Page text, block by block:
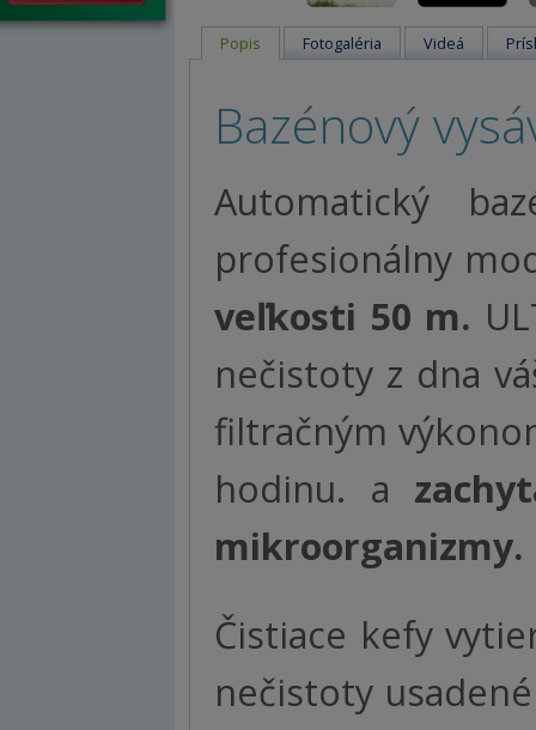
Popis Fotogaléria Videá
Bazénový
Automatický
profesionálny
veľkosti 50 m.
nečistoty z dna
filtračným
hodinu. a
mikroorganizmy.
Čistiace kefy
nečistoty